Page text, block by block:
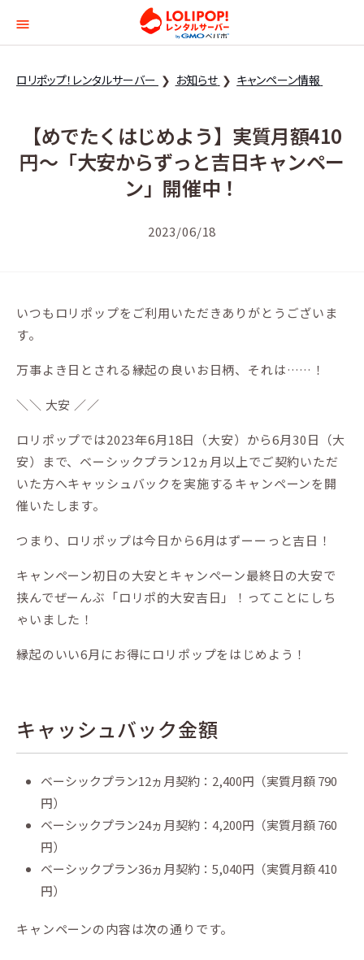
ロリポップ！レンタル
ロリポップ！レンタルサーバー お知らせ キャンペーン情報
【めでたくはじめよう】実質月額410
円〜「大安からずっと吉日キャンペー
ン」開催中！
2023/06/18
いつもロリポップをご利用いただきありがとうございま
す。
万事よき日とされる縁起の良いお日柄、それは……！
＼＼ 大安 ／／
ロリポップでは2023年6月18日（大安）から6月30日（大
安）まで、ベーシックプラン12ヵ月以上でご契約いただ
いた方へキャッシュバックを実施するキャンペーンを開
催いたします。
つまり、ロリポップは今日から6月はずーーっと吉日！
キャンペーン初日の大安とキャンペーン最終日の大安で
挟んでぜーんぶ「ロリポ的大安吉日」！ってことにしち
ゃいました！
縁起のいい6月にお得にロリポップをはじめよう！
キャッシュバック金額
ベーシックプラン12ヵ月契約：2,400円（実質月額 790
円）
ベーシックプラン24ヵ月契約：4,200円（実質月額 760
円）
ベーシックプラン36ヵ月契約：5,040円（実質月額 410
円）
キャンペーンの内容は次の通りです。